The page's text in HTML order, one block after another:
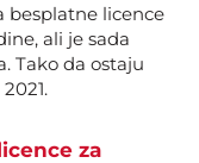
besplatne licence
ali je sada
Tako da ostaju
za